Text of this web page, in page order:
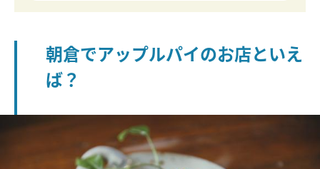
朝倉でアップルパイのお店といえ
ば？